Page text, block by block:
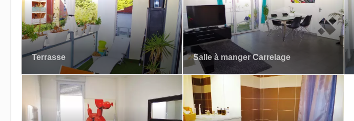
Terrasse Salle à manger Carrelage